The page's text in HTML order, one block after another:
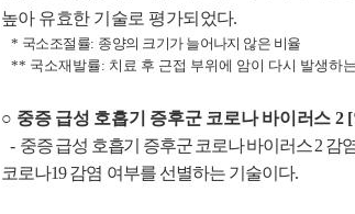
높아 유효한 기술로 평가되었다.
* 국소조절률: 종양의 크기가 늘어나지 않은 비율
** 국소재발률: 치료 후 근접 부위에 암이 다시 발생하
○ 중증 급성 호흡기 증후군 코로나 바이러스 2 [
- 중증 급성 호흡기 증후군 코로나 바이러스2 감
코로나19감염 여부를 선별하는 기술이다.